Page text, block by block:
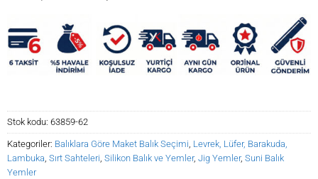
Stok kodu: 63859-62
Kategoriler: Balıklara Göre Maket Balık Seçimi, Levrek, Lüfer, Barakuda,
Lambuka, Sırt Sahteleri, Silikon Balık ve Yemler, Jig Yemler, Suni Balık
Yemler